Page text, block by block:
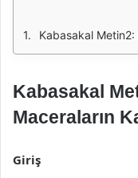
Kabasakal Metin2:
Kabasakal
Maceraların
Giriş